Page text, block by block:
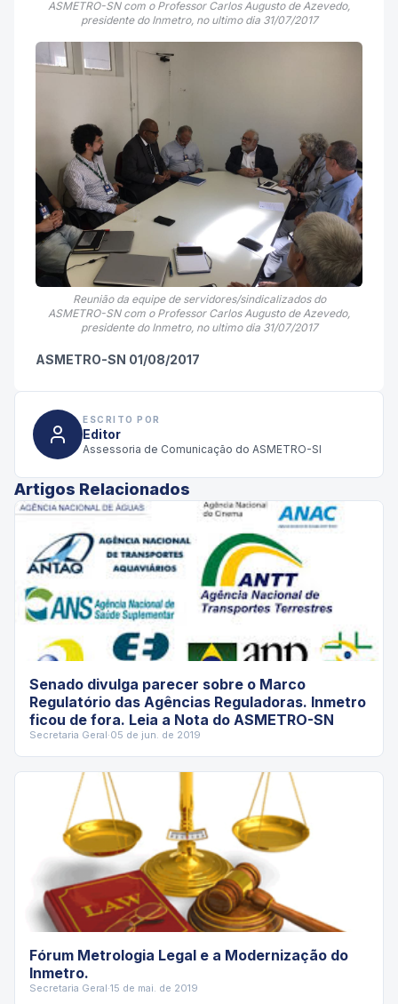
ASMETRO-SN com o Professor Carlos Augusto de Azevedo,
presidente do Inmetro, no ultimo dia 31/07/2017
Reunião da equipe de servidores/sindicalizados do
ASMETRO-SN com o Professor Carlos Augusto de Azevedo,
presidente do Inmetro, no ultimo dia 31/07/2017
ASMETRO-SN 01/08/2017
ESCRITO POR
Editor
Assessoria de Comunicação do ASMETRO-SI
Artigos Relacionados
Senado divulga parecer sobre o Marco
Regulatório das Agências Reguladoras. Inmetro
ficou de fora. Leia a Nota do ASMETRO-SN
Secretaria Geral·05 de jun. de 2019
Fórum Metrologia Legal e a Modernização do
Inmetro.
Secretaria Geral·15 de mai. de 2019